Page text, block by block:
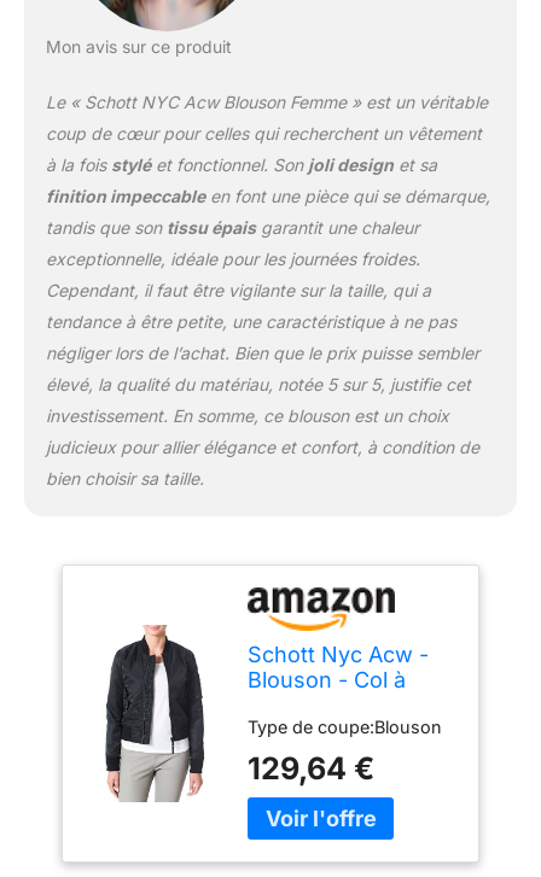
Mon avis sur ce produit
Le « Schott NYC Acw Blouson Femme » est un véritable
coup de cœur pour celles qui recherchent un vêtement
à la fois styléet fonctionnel. Son joli designet sa
finition impeccableen font une pièce qui se démarque,
tandis que son tissu épaisgarantit une chaleur
exceptionnelle, idéale pour les journées froides.
Cependant, il faut être vigilante sur la taille, qui a
tendance à être petite, une caractéristique à ne pas
négliger lors de l’achat. Bien que le prix puisse sembler
élevé, la qualité du matériau, notée 5 sur 5, justifie cet
investissement. En somme, ce blouson est un choix
judicieux pour allier élégance et confort, à condition de
bien choisir sa taille.
Schott Nyc Acw -
Blouson - Col à
Manches longues -
Femme - Noir
(Black) - FR: 34
(Taille fabricant: XS)
Type de coupe:Blouson
129,64 €